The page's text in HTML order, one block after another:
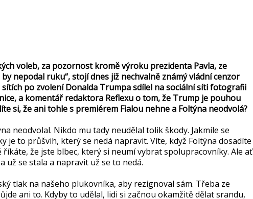
voleb, za pozornost kromě výroku prezidenta Pavla, ze
nepodal ruku“, stojí dnes již nechvalně známý vládní cenzor
po zvolení Donalda Trumpa sdílel na sociální síti fotografii
a komentář redaktora Reflexu o tom, že Trump je pouhou
si, že ani tohle s premiérem Fialou nehne a Foltýna neodvolá?
neodvolal. Nikdo mu tady neudělal tolik škody. Jakmile se
je to průšvih, který se nedá napravit. Víte, když Foltýna dosadíte
že jste blbec, který si neumí vybrat spolupracovníky. Ale ať
už se stala a napravit už se to nedá.
tlak na našeho plukovníka, aby rezignoval sám. Třeba ze
ani to. Kdyby to udělal, lidi si začnou okamžitě dělat srandu,